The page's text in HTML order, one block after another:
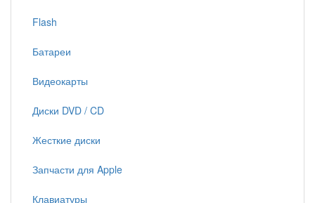
Flash
Батареи
Видеокарты
Диски DVD / CD
Жесткие диски
Запчасти для Apple
Клавиатуры